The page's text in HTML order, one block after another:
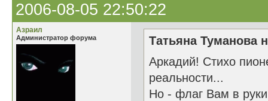
2006-08-05 22:50:22
Азраил
Администратор форума
Татьяна Туманова
Аркадий! Стихо
реальности...
Но - флаг Вам в